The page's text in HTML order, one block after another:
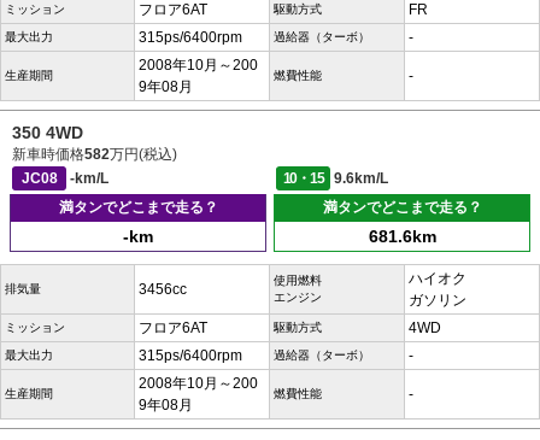
ミッション フロア6AT 駆動方式 FR
最大出力 315ps/6400rpm 過給器（ターボ） -
生産期間
2008年10月～200
9年08月
燃費性能 -
350 4WD
新車時価格582万円(税込)
JC08
-km/L 10・15
9.6km/L
満タンでどこまで走る？
-km
満タンでどこまで走る？
681.6km
排気量 3456cc
使用燃料
エンジン
ハイオク
ガソリン
ミッション フロア6AT 駆動方式 4WD
最大出力 315ps/6400rpm 過給器（ターボ） -
生産期間
2008年10月～200
9年08月
燃費性能 -